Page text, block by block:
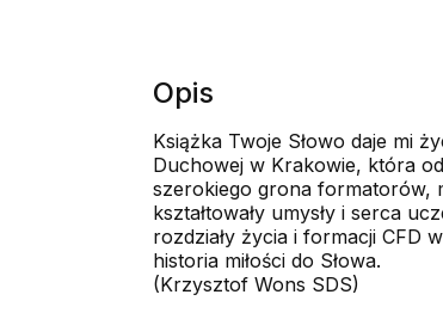
Opis
Książka Twoje Słowo daje mi
Duchowej w Krakowie, która
szerokiego grona formatorów,
kształtowały umysły i serca
rozdziały życia i formacji CFD
historia miłości do Słowa.
(Krzysztof Wons SDS)